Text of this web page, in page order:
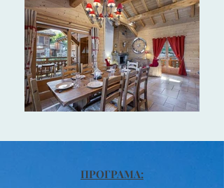
ПРОГРАМА: